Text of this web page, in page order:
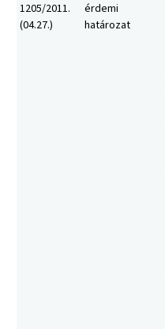
1205/2011.
(04.27.)
érdemi
határozat